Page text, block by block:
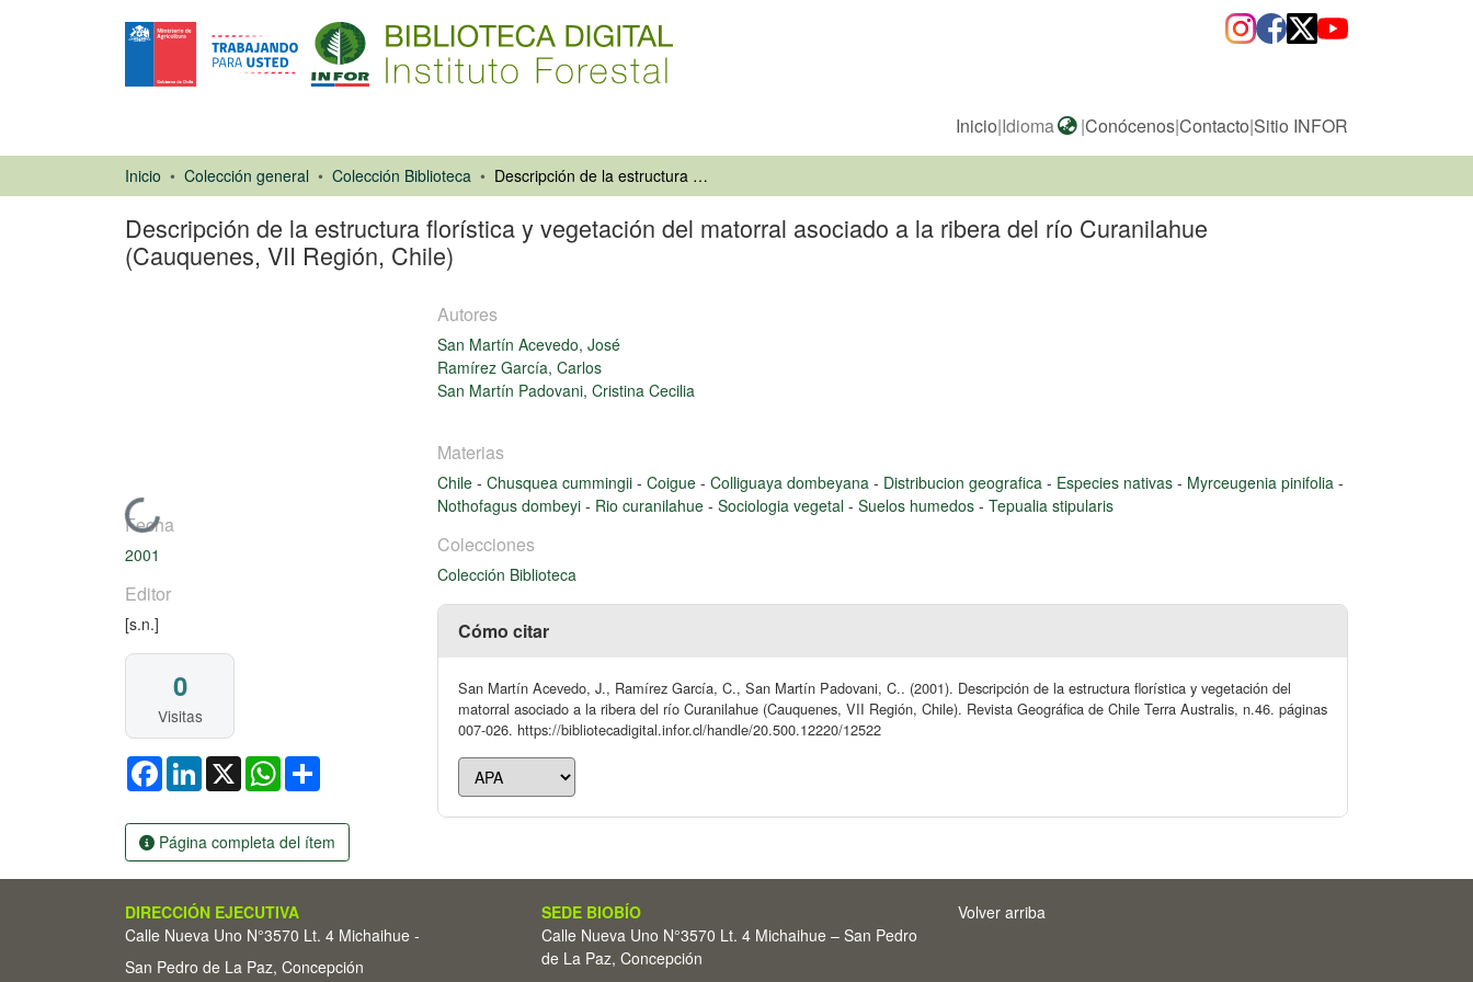
Inicio|Idioma |Conócenos|Contacto|Sitio INFOR
Inicio Colección general Colección Biblioteca Descripción de la estructura florística y vegetación del matorral asociado a la ribera del río Curanilahue (Cauquenes, VII Región, Chile)
Descripción de la estructura florística y vegetación del matorral asociado a la ribera del río Curanilahue
(Cauquenes, VII Región, Chile)
Cargando...
Fecha
2001
Editor
[s.n.]
0
Visitas
FacebookLinkedIn
X WhatsApp
Página completa del ítem
Autores
San Martín Acevedo, José
Ramírez García, Carlos
San Martín Padovani, Cristina Cecilia
Materias
Chile - Chusquea cummingii - Coigue - Colliguaya dombeyana - Distribucion geografica - Especies nativas - Myrceugenia pinifolia -
Nothofagus dombeyi - Rio curanilahue - Sociologia vegetal - Suelos humedos - Tepualia stipularis
Colecciones
Colección Biblioteca
Cómo citar
San Martín Acevedo, J., Ramírez García, C., San Martín Padovani, C.. (2001). Descripción de la estructura florística y vegetación del
matorral asociado a la ribera del río Curanilahue (Cauquenes, VII Región, Chile). Revista Geográfica de Chile Terra Australis, n.46. páginas
007-026. https://bibliotecadigital.infor.cl/handle/20.500.12220/12522
DIRECCIÓN EJECUTIVA
Calle Nueva Uno N°3570 Lt. 4 Michaihue -
San Pedro de La Paz, Concepción
SEDE BIOBÍO
Calle Nueva Uno N°3570 Lt. 4 Michaihue – San Pedro
de La Paz, Concepción
Volver arriba